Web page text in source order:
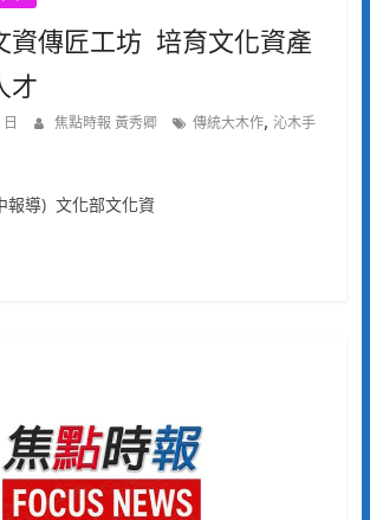
資傳匠工坊 培育文化資產
才
焦點時報 黃秀卿 傳統大木作, 沁木手
報導) 文化部文化資